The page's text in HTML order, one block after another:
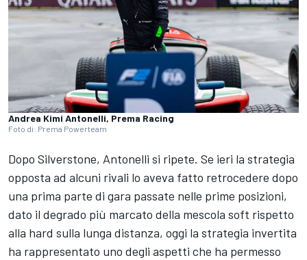
Andrea Kimi Antonelli, Prema Racing
Foto di: Prema Powerteam
Dopo Silverstone, Antonelli si ripete. Se ieri la strategia
opposta ad alcuni rivali lo aveva fatto retrocedere dopo
una prima parte di gara passate nelle prime posizioni,
dato il degrado più marcato della mescola soft rispetto
alla hard sulla lunga distanza, oggi la strategia invertita
ha rappresentato uno degli aspetti che ha permesso